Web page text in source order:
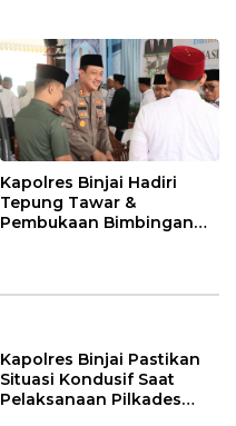
Kapolres Binjai Hadiri
Tepung Tawar &
Pembukaan Bimbingan
Kapolres Binjai Pastikan
Situasi Kondusif Saat
Pelaksanaan Pilkades